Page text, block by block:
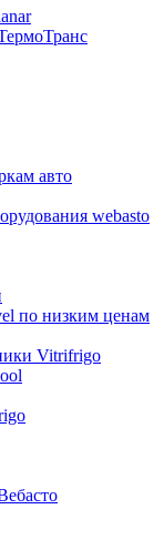
авто
webasto
по низким ценам
Vitrifrigo